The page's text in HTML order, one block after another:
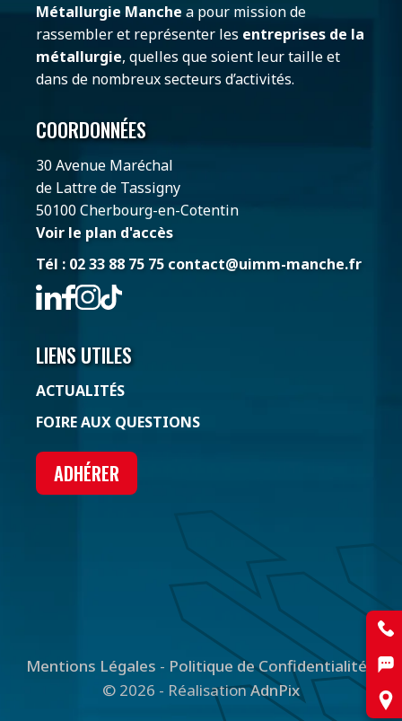
Métallurgie Manche a pour mission de
rassembler et représenter les entreprises de la
métallurgie, quelles que soient leur taille et
dans de nombreux secteurs d’activités.
COORDONNÉES
30 Avenue Maréchal
de Lattre de Tassigny
50100 Cherbourg-en-Cotentin
Voir le plan d'accès
Tél : 02 33 88 75 75 contact@uimm-manche.fr
LIENS UTILES
ACTUALITÉS
FOIRE AUX QUESTIONS
ADHÉRER
Mentions Légales - Politique de Confidentialité
© 2026 - RéalisationAdnPix